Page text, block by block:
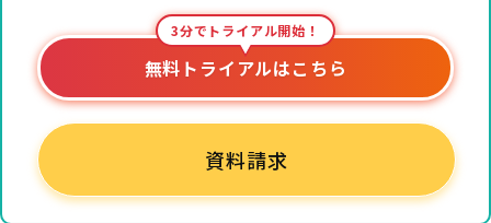
資料請求
無料トライアルはこちら
3分でトライアル開始！